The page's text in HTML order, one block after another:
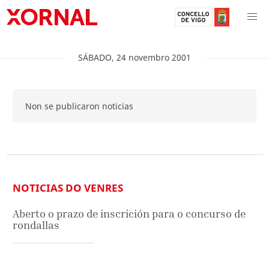
SÁBADO, 24 novembro 2001
Non se publicaron noticias
NOTICIAS DO VENRES
Aberto o prazo de inscrición para o concurso de
rondallas